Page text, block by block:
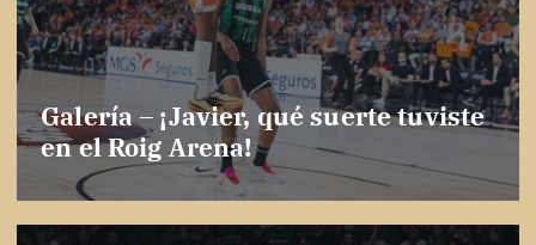
Galería – ¡Javier, qué suerte tuviste
en el Roig Arena!